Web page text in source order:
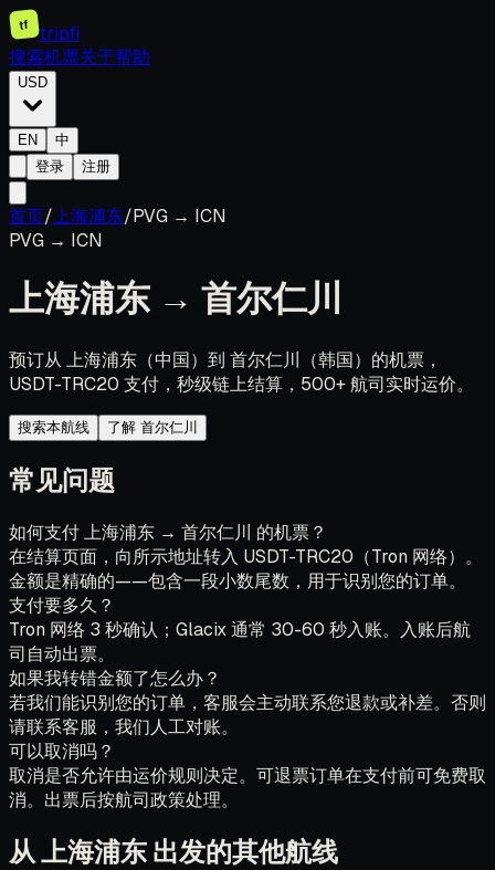
tf
tripfi
搜索机票关于帮助
USD
EN
中
登录
注册
首页/上海浦东/PVG → ICN
PVG → ICN
上海浦东 → 首尔仁川
预订从 上海浦东（中国）到 首尔仁川（韩国）的机票，
USDT-TRC20 支付，秒级链上结算，500+ 航司实时运价。
搜索本航线 了解 首尔仁川
常见问题
如何支付 上海浦东 → 首尔仁川 的机票？
在结算页面，向所示地址转入 USDT-TRC20（Tron 网络）。
金额是精确的——包含一段小数尾数，用于识别您的订单。
支付要多久？
Tron 网络 3 秒确认；Glacix 通常 30-60 秒入账。入账后航
司自动出票。
如果我转错金额了怎么办？
若我们能识别您的订单，客服会主动联系您退款或补差。否则
请联系客服，我们人工对账。
可以取消吗？
取消是否允许由运价规则决定。可退票订单在支付前可免费取
消。出票后按航司政策处理。
从 上海浦东 出发的其他航线